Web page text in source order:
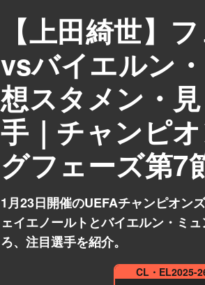
【上田綺世】
vsバイエルン
想スタメン・
手｜チャンピ
グフェーズ第7
1月23日開催のUEFAチャンピオン
ェイエノールトとバイエルン・ミ
ろ、注目選手を紹介。
CL・EL2025-